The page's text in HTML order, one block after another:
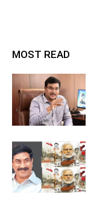
MOST READ